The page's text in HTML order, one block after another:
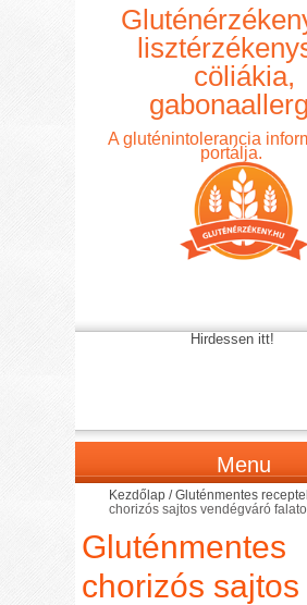
cöliákia,
A gluténintolerancia
portálja.
Hirdessen itt!
Menu
Kezdőlap /Gluténmentes
chorizós sajtos vendégváró
Gluténmentes
chorizós sajtos